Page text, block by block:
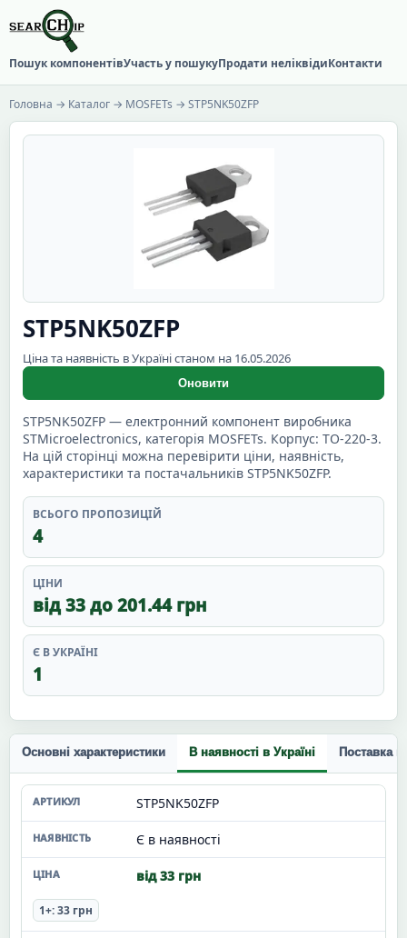
Пошук компонентівУчасть у пошукуПродати неліквідиКонтакти
Головна → Каталог → MOSFETs → STP5NK50ZFP
STP5NK50ZFP
Ціна та наявність в Україні станом на 16.05.2026
Оновити
STP5NK50ZFP — електронний компонент виробника
STMicroelectronics, категорія MOSFETs. Корпус: TO-220-3.
На цій сторінці можна перевірити ціни, наявність,
характеристики та постачальників STP5NK50ZFP.
ВСЬОГО ПРОПОЗИЦІЙ
4
ЦІНИ
від 33 до 201.44 грн
Є В УКРАЇНІ
1
Основні характеристики В наявності в Україні Поставка
STP5NK50ZFP
Є в наявності
від 33 грн
1+: 33 грн